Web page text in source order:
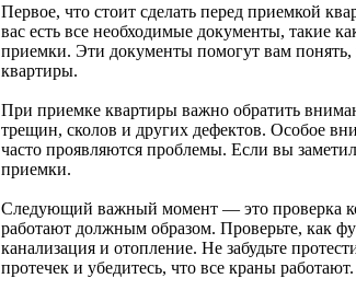
Первое, что стоит сделать перед приемкой
вас есть все необходимые документы, такие
приемки. Эти документы помогут вам понять,
квартиры.
При приемке квартиры важно обратить
трещин, сколов и других дефектов. Особое
часто проявляются проблемы. Если вы
приемки.
Следующий важный момент — это проверка
работают должным образом. Проверьте, как
канализация и отопление. Не забудьте
протечек и убедитесь, что все краны работают.